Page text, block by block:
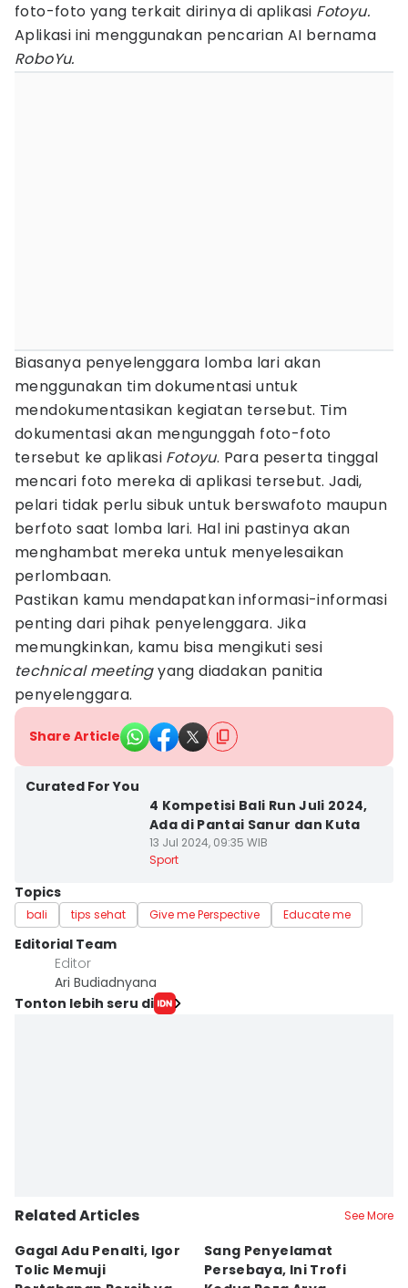
foto-foto yang terkait dirinya di aplikasi Fotoyu.
Aplikasi ini menggunakan pencarian AI bernama
RoboYu.
Biasanya penyelenggara lomba lari akan
menggunakan tim dokumentasi untuk
mendokumentasikan kegiatan tersebut. Tim
dokumentasi akan mengunggah foto-foto
tersebut ke aplikasi Fotoyu. Para peserta tinggal
mencari foto mereka di aplikasi tersebut. Jadi,
pelari tidak perlu sibuk untuk berswafoto maupun
berfoto saat lomba lari. Hal ini pastinya akan
menghambat mereka untuk menyelesaikan
perlombaan.
Pastikan kamu mendapatkan informasi-informasi
penting dari pihak penyelenggara. Jika
memungkinkan, kamu bisa mengikuti sesi
technical meetingyang diadakan panitia
penyelenggara.
Share Article
Curated For You
4 Kompetisi Bali Run Juli 2024,
Ada di Pantai Sanur dan Kuta
13 Jul 2024, 09:35 WIB
Sport
Topics
bali tips sehat Give me Perspective Educate me
Editorial Team
Editor
Ari Budiadnyana
Tonton lebih seru di
Related Articles See More
Gagal Adu Penalti, Igor
Tolic Memuji
Sang Penyelamat
Persebaya, Ini Trofi